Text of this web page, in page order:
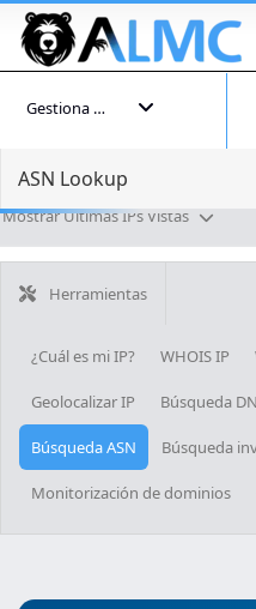
Gestiona tu cuenta
ASN Lookup
Mostrar Últimas IPs Vistas
Herramientas
¿Cuál es mi IP? WHOIS IP
Geolocalizar IP Búsqueda
Búsqueda ASN Búsqueda
Monitorización de dominios